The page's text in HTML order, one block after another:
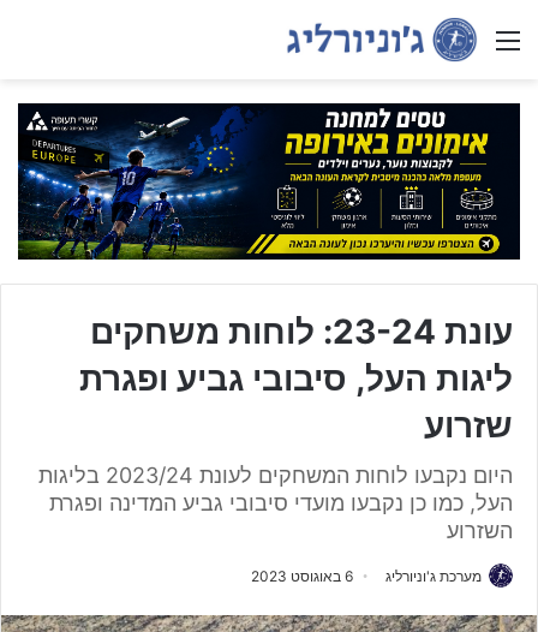
Menu
עונת 23-24: לוחות משחקים
ליגות העל, סיבובי גביע ופגרת
שזרוע
היום נקבעו לוחות המשחקים לעונת 2023/24 בליגות
העל, כמו כן נקבעו מועדי סיבובי גביע המדינה ופגרת
השזרוע
מערכת ג'וניורליג 6 באוגוסט 2023